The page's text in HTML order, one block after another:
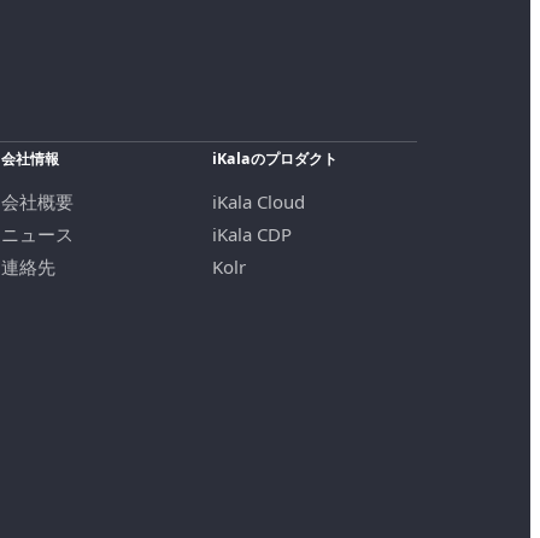
会社情報
会社概要
ニュース
連絡先
iKalaのプロダクト
iKala Cloud
iKala CDP
Kolr